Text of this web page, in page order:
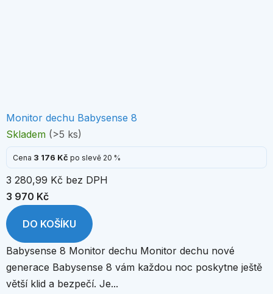
Monitor dechu Babysense 8
Skladem (>5 ks)
Cena 3 176 Kč po slevě 20 %
3 280,99 Kč bez DPH
3 970 Kč
DO KOŠÍKU
Babysense 8 Monitor dechu Monitor dechu nové
generace Babysense 8 vám každou noc poskytne ještě
větší klid a bezpečí. Je...